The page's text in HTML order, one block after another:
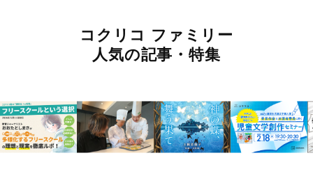
コクリコ ファミリー
人気の記事・特集